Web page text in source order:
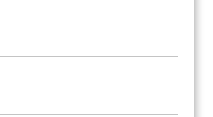
о том, чтобы
независимо